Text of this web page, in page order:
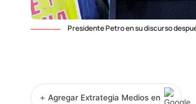
Presidente Petro en su discurso
+ Agregar Extrategia Medios en